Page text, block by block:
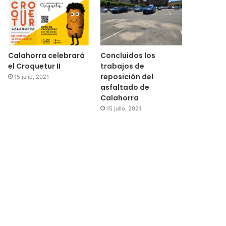
Calahorra celebrará
el Croquetur II
15 julio, 2021
Concluidos los
trabajos de
reposición del
asfaltado de
Calahorra
15 julio, 2021